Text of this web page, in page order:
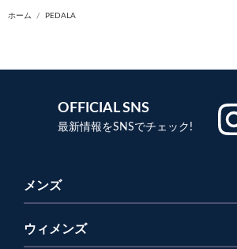
ホーム PEDALA
OFFICIAL SNS
最新情報をSNSでチェック!
メンズ
ウィメンズ